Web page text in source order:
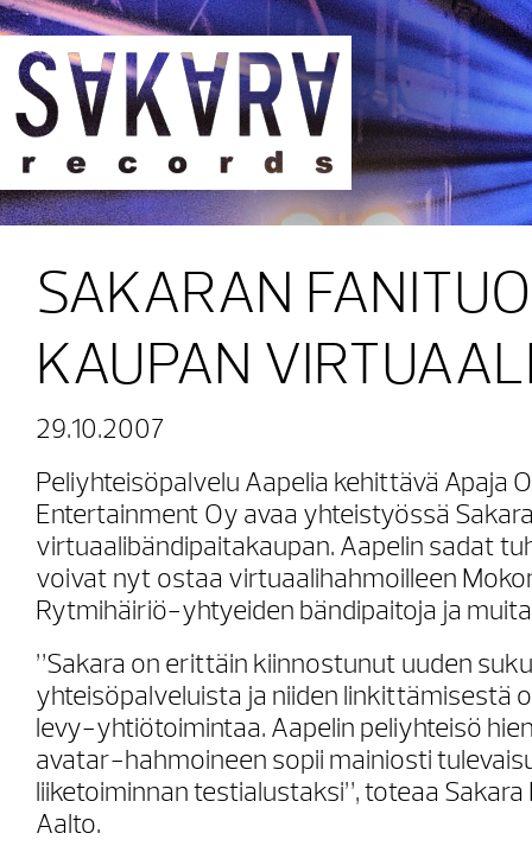
Sakara Records
SAKARAN
KAUPAN
29.10.2007
Peliyhteisöpalvelu Aapelia kehittävä Apaja
Entertainment Oy avaa yhteistyössä
virtuaalibändipaitakaupan. Aapelin sadat
voivat nyt ostaa virtuaalihahmoilleen
Rytmihäiriö-yhtyeiden bändipaitoja ja
”Sakara on erittäin kiinnostunut uuden
yhteisöpalveluista ja niiden linkittämisestä
levy-yhtiötoimintaa. Aapelin peliyhteisö
avatar-hahmoineen sopii mainiosti
liiketoiminnan testialustaksi”, toteaa Sakara
Aalto.